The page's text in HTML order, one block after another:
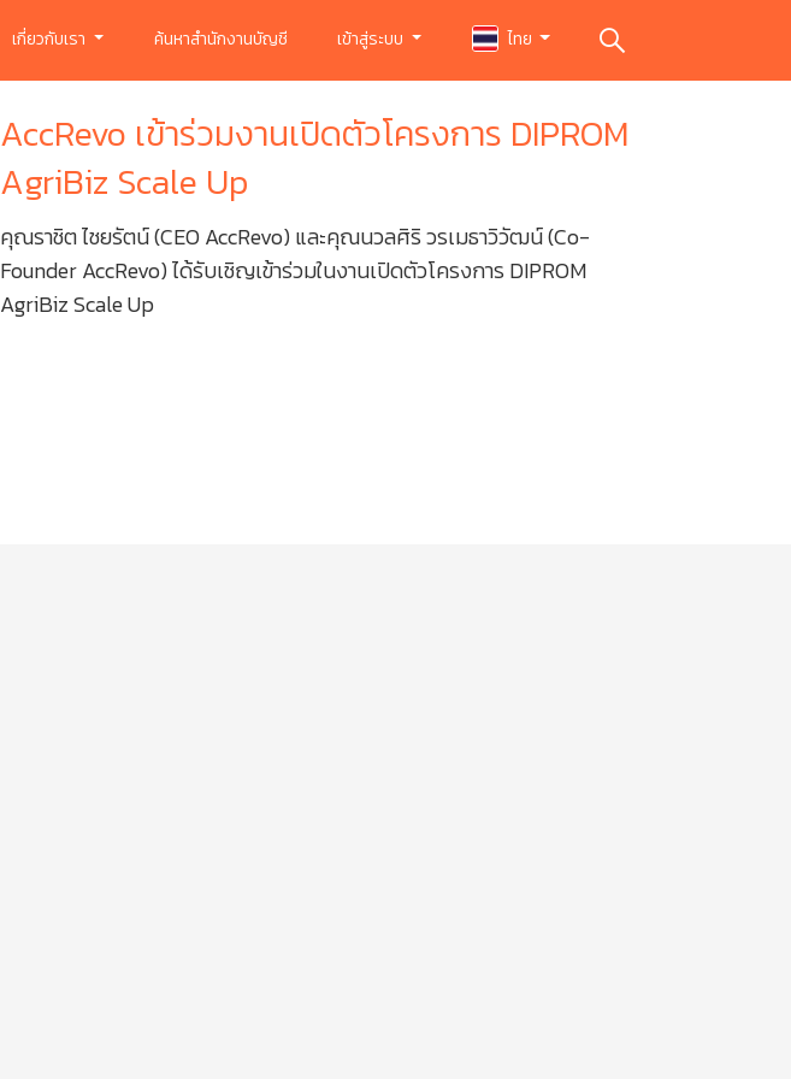
เกี่ยวกับเรา ค้นหาสำนักงานบัญชี เข้าสู่ระบบ ไทย
AccRevo เข้าร่วมงานเปิดตัวโครงการ DIPROM
AgriBiz Scale Up
คุณราชิต ไชยรัตน์ (CEO AccRevo) และคุณนวลศิริ วรเมธาวิวัฒน์ (Co-
Founder AccRevo) ได้รับเชิญเข้าร่วมในงานเปิดตัวโครงการ DIPROM
AgriBiz Scale Up